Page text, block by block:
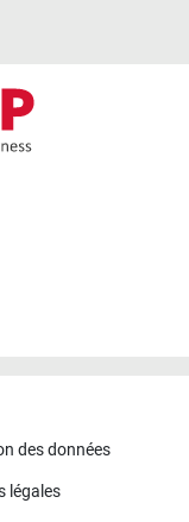
des données
légales